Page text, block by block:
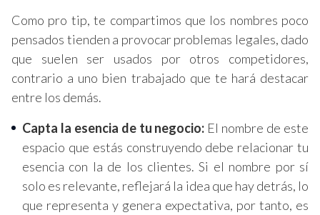
Como pro tip, te compartimos que los nombres poco
pensados tienden a provocar problemas legales, dado
que suelen ser usados por otros competidores,
contrario a uno bien trabajado que te hará destacar
entre los demás.
Capta la esencia de tu negocio: El nombre de este
espacio que estás construyendo debe relacionar tu
esencia con la de los clientes. Si el nombre por sí
solo es relevante, reflejará la idea que hay detrás, lo
que representa y genera expectativa, por tanto, es